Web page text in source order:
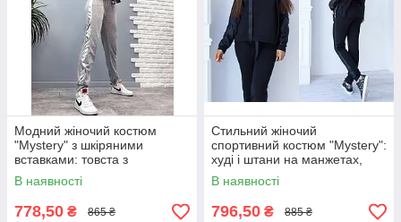
Модний жіночий костюм
"Mystery" з шкіряними
вставками: товста з
капюшоном і штани на
манжечках сірий
В наявності
778,50 ₴ 865 ₴
Стильний жіночий
спортивний костюм "Mystery":
худі і штани на манжетах,
великі розміри
В наявності
796,50 ₴ 885 ₴